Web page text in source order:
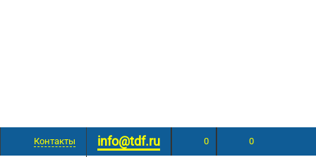
Контакты info@tdf.ru 0 0